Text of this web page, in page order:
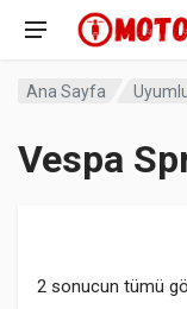
Ana Sayfa
Vespa
2 sonucun tümü